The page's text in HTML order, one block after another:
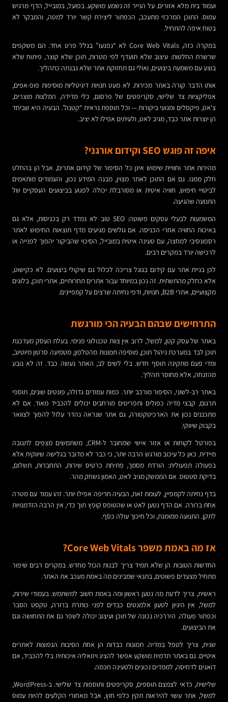
ועמוד בית מלא אזורים. על הנייר זה נשמע מושקע. בפועל, במובייל, הדף מרגיש
עמוס. התוכן המרכזי מתעכב, הכפתור ליצירת קשר יורד למטה, והמבקר לא
בטוח איפה להתחיל.
במקרה כזה, Core Web Vitals לא “נפגעו” בגלל פרט אחד. הם משקפים
שרשרת החלטות: עיצוב שלא תועדף לפי מטרות, תוכן שלא קוצר, פיתוח שלא
בוצע עם משמעת ביצועים, ואולי גם תחזוקת אתר שלא נבנתה כתהליך.
אותו הדבר קורה באתר מכירות. לא מעט חנויות דיגיטליות מוסיפות פופ-אפים,
אפליקציות צד שלישי, סקריפטים של פרסום, כלי מדידה, המלצות מוצרים,
צ'אט, פיקסלים ומנועי ביקורות — וכל תוספת נראית “קטנה”. הבעיה היא שביחד
הן יוצרות אתר כבד, מגיב לאט, ולעיתים אפילו לא יציב.
איפה זה פוגש SEO וקידום אורגני?
מהירות אתר וחוויית שימוש אינן כל הסיפור של קידום אתרים, אבל הן בהחלט
חלק ממנו. גם אם התוכן לאתר מצוין, מבנה המידע נכון, והעמודים מותאמים
לביטויי חיפוש, חוויה איטית או מסורבלת יכולה לפגוע בביצועים העסקיים של
התנועה שהגיעה.
המשמעות לבעלי עסקים פשוטה: SEO טוב לא נמדד רק בכניסות, אלא גם
באיכות החוויה אחרי הכניסה. אם גולשים מגיעים מדף תוצאות החיפוש לאתר
רספונסיבי למחצה, עם טעינה איטית במובייל, הסיכוי שהביקור יהפוך לפנייה או
לרכישה יורד במקרים רבים.
לכן בניית אתר עם קידום בגוגל צריכה לכלול גם שיקולי ביצועים. לא כקישוט,
אלא כחלק מהתשתית. זה נכון במיוחד עבור אתרים תחרותיים, אתרי תוכן, בלוגים
מקצועיים, אתרי B2B, חנויות, ודפי נחיתה שרצים על קמפיינים.
התרחישים שבהם הבעיה הכי מורגשת
באתר של עסק קטן, למשל, לרוב אין צוות טכנולוגי פנימי. בעלת העסק מעדכנת
תוכן לבד במערכת ניהול תוכן, מוסיפה תמונות מהטלפון, מטמיעה סרטון מיוטיוב,
ומדי פעם מתקינה תוסף חדש. בלי לשים לב, האתר נעשה כבד. זה לא נובע
מהזנחה, אלא מחוסר תהליך.
באתר רב-לשוני, הסיפור מורכב יותר. כמות עמודים גדולה, פונטים שונים, תוספי
תרגום, קבצי מדיה כפולים ותפריטים מורחבים יכולים להכביד מאוד. אם לא
מתכננים נכון את הארכיטקטורה, גם אתר שנראה נהדר עלול להפוך לצוואר
בקבוק שיווקי.
בפורטל לקוחות או אזור אישי שמחובר ל-CRM, משתמשים מצפים לתגובה
מיידית. כאן כל עיכוב מורגש הרבה יותר, כי כבר לא מדובר בגלישה שיווקית אלא
בפעולה תפעולית: הורדת מסמך, פתיחת כרטיס שירות, התחברות, תשלום,
בדיקת סטטוס. אם הממשק מגיב לאט, האמון נשחק מהר.
בדף נחיתה לקמפיין, לעומת זאת, הבעיה חריפה אפילו יותר. זהו עמוד עם מטרה
אחת ברורה. אם הדף נטען לאט או שהטופס קופץ תוך כדי, אין הרבה הזדמנויות
לתקן. התנועה ממומנת, וכל חיכוך עולה כסף.
אז מה באמת משפר Core Web Vitals?
החדשות הטובות הן שלא תמיד צריך לבנות הכול מחדש. במקרים רבים שיפור
מתחיל מצעדים פשוטים, בתנאי שמבינים מה באמת מעכב את האתר.
ראשית, צריך לדעת מה נטען ראשון ומה באמת חשוב למשתמש. בעמודי שירות,
למשל, אין היגיון לטעון אלמנטים כבדים לפני כותרת ברורה, טקסט הסבר
וכפתור פעולה. היררכיה נכונה של תוכן ועיצוב יכולה לשפר גם את התחושה וגם
את הביצועים.
שנית, צריך לטפל במדיה. תמונות כבדות הן אחת הסיבות הנפוצות לאתרים
איטיים. גם באתר תדמית מושקע אפשר להציג ויזואליה איכותית בלי להכביד, אם
דואגים לדחיסה, לממדים נכונים ולטעינה חכמה.
שלישית, כדאי לצמצם תוספים, סקריפטים ותוספות צד שלישי. ב-WordPress,
למשל, אתר עשוי להיראות תקין כלפי חוץ, אבל מאחורי הקלעים להיות עמוס